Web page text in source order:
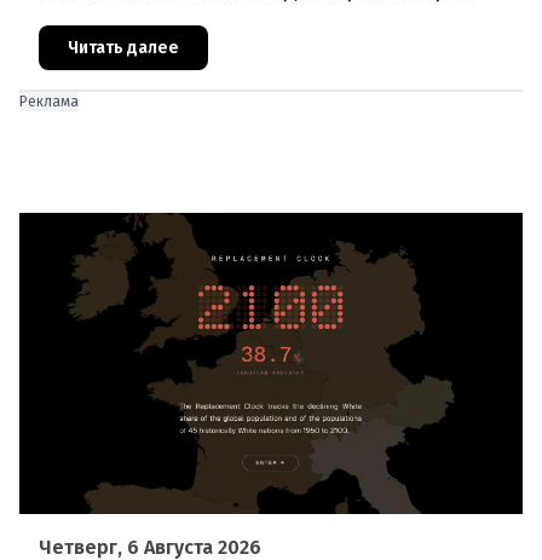
В ходе тушения пострадали шесте
Читать далее
Реклама
Четверг, 6 Августа 2026